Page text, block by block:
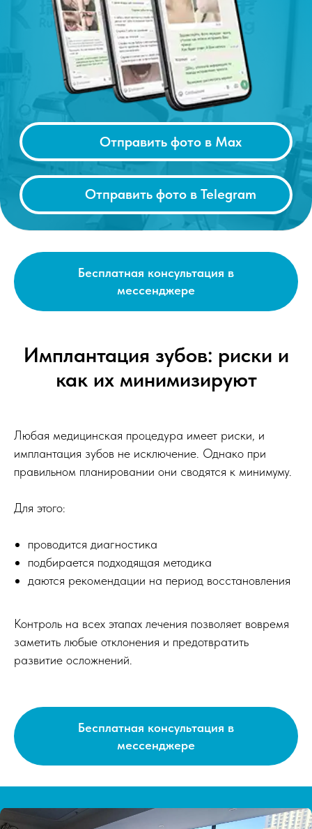
Бесплатная консультация в
мессенджере
Имплантация зубов: риски и
как их минимизируют
Любая медицинская процедура имеет риски, и
имплантация зубов не исключение. Однако при
правильном планировании они сводятся к минимуму.
Для этого:
проводится диагностика
подбирается подходящая методика
даются рекомендации на период восстановления
Контроль на всех этапах лечения позволяет вовремя
заметить любые отклонения и предотвратить
развитие осложнений.
Бесплатная консультация в
мессенджере